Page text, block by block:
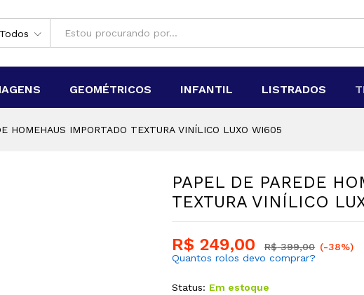
Todos
GEOMÉTRICOS INFANTIL LISTRADOS
HOMEHAUS IMPORTADO TEXTURA VINÍLICO LUXO WI605
PAPEL DE PAREDE
TEXTURA VINÍLICO
R$ 249,00 R$399,00 (-38%)
Quantos rolos devo comprar?
Status: Em estoque